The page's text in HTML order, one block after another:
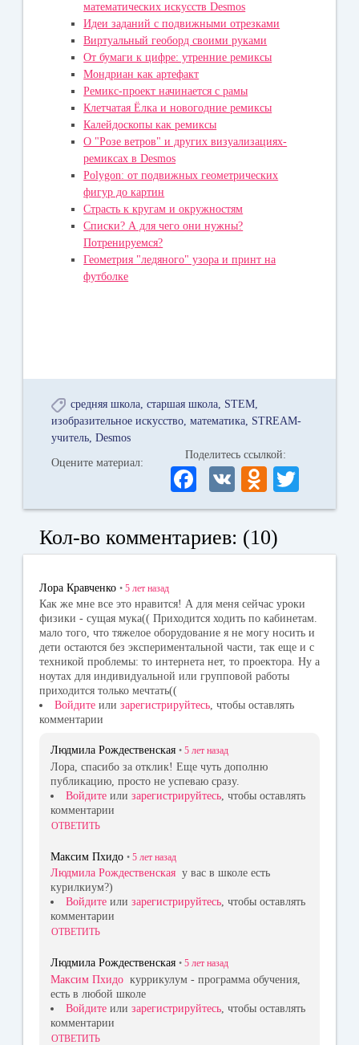
математических искусств Desmos
Идеи заданий с подвижными отрезками
Виртуальный геоборд своими руками
От бумаги к цифре: утренние ремиксы
Мондриан как артефакт
Ремикс-проект начинается с рамы
Клетчатая Ёлка и новогодние ремиксы
Калейдоскопы как ремиксы
О "Розе ветров" и других визуализациях-
ремиксах в Desmos
Polygon: от подвижных геометрических
фигур до картин
Страсть к кругам и окружностям
Списки? А для чего они нужны?
Потренируемся?
Геометрия "ледяного" узора и принт на
футболке
средняя школа старшая школа STEM
изобразительное искусство математика STREAM-
учитель Desmos
Оцените материал:
Поделитесь ссылкой:
Fa
ce
bo
ok
V
K
O
dn
ok
la
ni
ki
wi
r
Кол-во комментариев: (10)
Лора Кравченко • 5 лет назад
Как же мне все это нравится! А для меня сейчас уроки
физики - сущая мука(( Приходится ходить по кабинетам.
мало того, что тяжелое оборудование я не могу носить и
дети остаются без экспериментальной части, так еще и с
техникой проблемы: то интернета нет, то проектора. Ну а
ноутах для индивидуальной или групповой работы
приходится только мечтать((
Войдите или зарегистрируйтесь, чтобы оставлять
комментарии
Людмила Рождественская • 5 лет назад
Лора, спасибо за отклик! Еще чуть дополню
публикацию, просто не успеваю сразу.
Войдите или зарегистрируйтесь , чтобы оставлять
комментарии
ОТВЕТИТЬ
Максим Пхидо • 5 лет назад
Людмила Рождественская у вас в школе есть
курилкиум?)
Войдите или зарегистрируйтесь, чтобы оставлять
комментарии
ОТВЕТИТЬ
Людмила Рождественская • 5 лет назад
Максим Пхидо куррикулум - программа обучения,
есть в любой школе
Войдите или зарегистрируйтесь , чтобы оставлять
комментарии
ОТВЕТИТЬ